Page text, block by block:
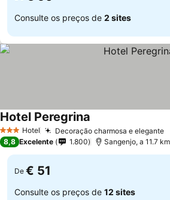
Consulte os preços de 2 sites
3 EstrelasHotel Decoração charmosa e elegante
Hotel Peregrina
8,8 Excelente 1.800 Sangenjo, a 11.7
De € 51
Consulte os preços de 12 sites